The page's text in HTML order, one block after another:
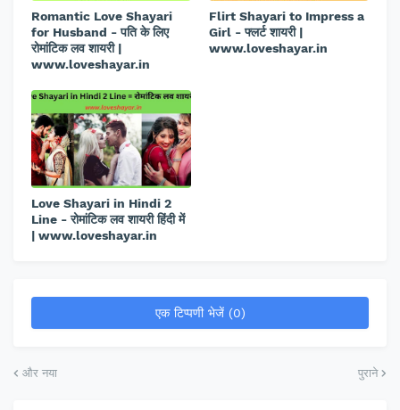
Romantic Love Shayari
for Husband - पति के लिए
रोमांटिक लव शायरी |
www.loveshayar.in
Flirt Shayari to Impress a
Girl - फ्लर्ट शायरी |
www.loveshayar.in
Love Shayari in Hindi 2
Line - रोमांटिक लव शायरी हिंदी में
| www.loveshayar.in
एक टिप्पणी भेजें (0)
और नया पुराने